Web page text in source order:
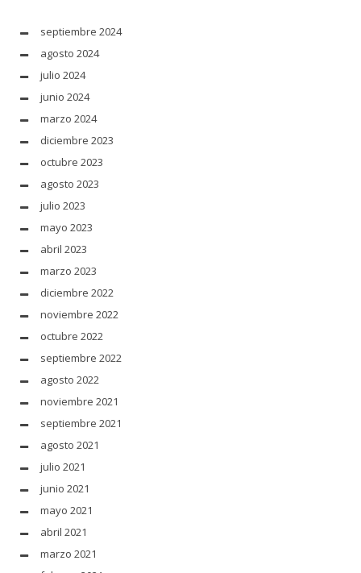
septiembre 2024
agosto 2024
julio 2024
junio 2024
marzo 2024
diciembre 2023
octubre 2023
agosto 2023
julio 2023
mayo 2023
abril 2023
marzo 2023
diciembre 2022
noviembre 2022
octubre 2022
septiembre 2022
agosto 2022
noviembre 2021
septiembre 2021
agosto 2021
julio 2021
junio 2021
mayo 2021
abril 2021
marzo 2021